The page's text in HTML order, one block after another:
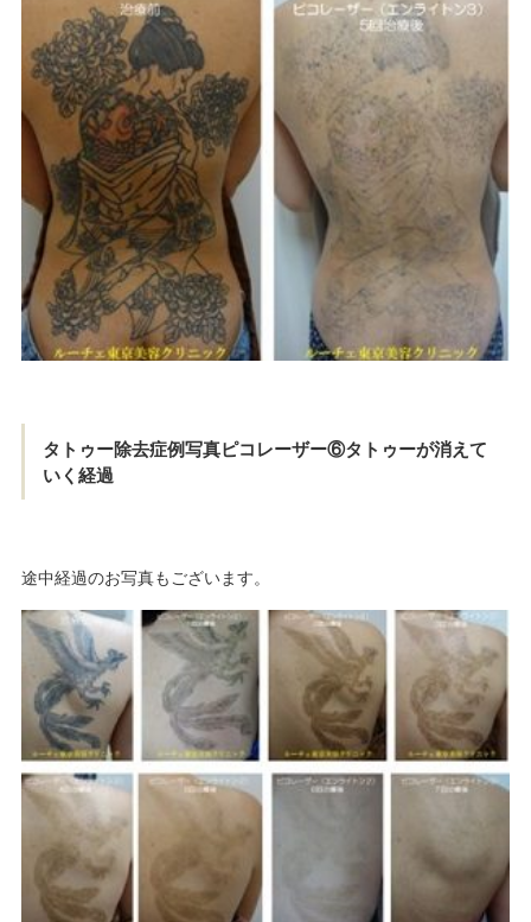
タトゥー除去症例写真ピコレーザー⑥タトゥーが消えて
いく経過
途中経過のお写真もございます。